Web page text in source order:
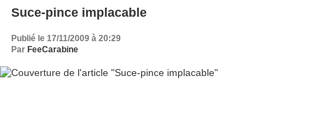
Suce-pince implacable
Publié le 17/11/2009 à 20:29
Par FeeCarabine